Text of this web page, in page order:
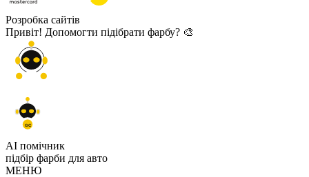
Розробка сайтів
Привіт! Допомогти підібрати фарбу? 🎨
GC
AI помічник
підбір фарби для авто
МЕНЮ